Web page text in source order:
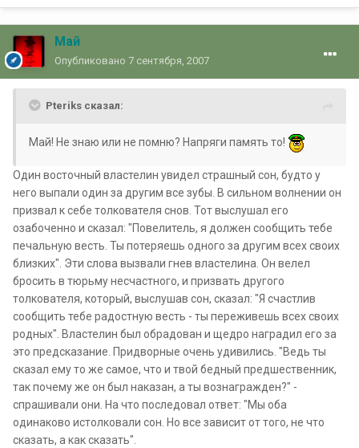
Май
Опубликовано 7 сентября, 2007
Pteriks сказал:
Май! Не знаю или не помню? Напряги память то!
Один восточный властелин увидел страшный сон, будто у
него выпали один за другим все зубы. В сильном волнении он
призвал к себе толкователя снов. Тот выслушал его
озабоченно и сказал: "Повелитель, я должен сообщить тебе
печальную весть. Ты потеряешь одного за другим всех своих
близких". Эти слова вызвали гнев властелина. Он велел
бросить в тюрьму несчастного, и призвать другого
толкователя, который, выслушав сон, сказал: "Я счастлив
сообщить тебе радостную весть - ты переживешь всех своих
родных". Властелин был обрадован и щедро наградил его за
это предсказание. Придворные очень удивились. "Ведь ты
сказал ему то же самое, что и твой бедный предшественник,
так почему же он был наказан, а ты вознагражден?" -
спрашивали они. На что последовал ответ: "Мы оба
одинаково истолковали сон. Но все зависит от того, не что
сказать, а как сказать".